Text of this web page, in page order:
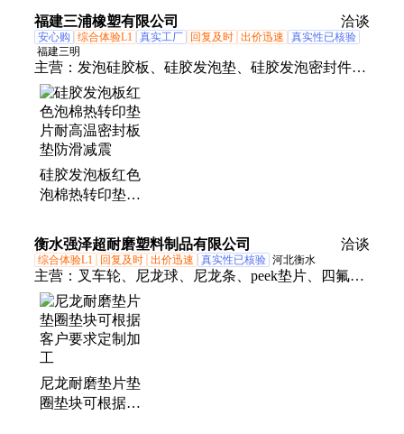
需生产规格多样
福建三浦橡塑有限公司 洽谈
安心购 综合体验L1 真实工厂 回复及时 出价迅速
真实性已核验
福建三明
主营： 发泡硅胶板、硅胶发泡垫、硅胶发泡密封件、
热转印板、硅胶垫、硅胶泡棉、硅胶发泡板卷材、硅
胶海绵、耐高温防滑垫
硅胶发泡板红色
泡棉热转印垫片
防滑减震
衡水强泽超耐磨塑料制品有限公司 洽谈
综合体验L1 回复及时 出价迅速 真实性已核验 河北衡水
主营： 叉车轮、尼龙球、尼龙条、peek垫片、四氟垫
片、尼龙垫片、尼龙轮、密封圈、密封件、聚四氟、
peek护套、peek轴套、peek衬套、peek齿轮、peek注
塑、塑料衬套、白色实心、槽轮尼龙、尼龙链网、塑
料配件、注塑抗压、尼龙叉车、制品注塑、尼龙脚
轮、耐温塑料
尼龙耐磨垫片垫
圈垫块可根据客